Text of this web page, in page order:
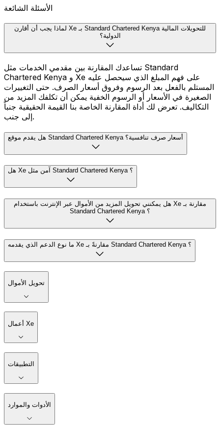
الأسئلة الشائعة
لماذا يجب أن أقارن Xe بـ Standard Chartered Kenya للتحويلات المالية
الدولية؟
تساعدك المقارنة بين مقدمي الخدمات مثل Standard
Chartered Kenya و Xe على فهم المبلغ الذي سيحصل عليه
المستلم بالفعل بعد الرسوم وفروق أسعار الصرف. حتى التغييرات
الصغيرة في الأسعار أو الرسوم الخفية يمكن أن تكلفك المزيد من
التكاليف. تعرض لك أداة المقارنة الخاصة بنا القيمة الحقيقية جنباً
إلى جنب.
هل يقدم موقع Standard Chartered Kenya أسعار صرف تنافسية؟
هل Xe آمن مثل Standard Chartered Kenya ؟
هل يمكنني تحويل المزيد من الأموال عبر الإنترنت باستخدام Xe مقارنة بـ
Standard Chartered Kenya ؟
ما نوع الدعم الذي يقدمه Xe مقارنةً بـ Standard Chartered Kenya ؟
تحويل الأموال
أعمال Xe
التطبيقات
الأدوات والموارد